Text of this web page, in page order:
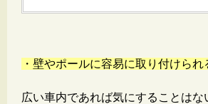
・壁やポールに容易に取り付けられ
広い車内であれば気にすることはな